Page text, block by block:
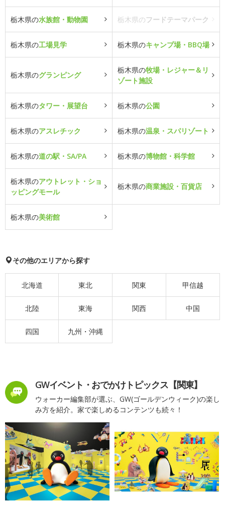
栃木県の水族館・動物園 栃木県のフードテーマパーク
栃木県の工場見学 栃木県のキャンプ場・BBQ場
栃木県のグランピング
栃木県の牧場・レジャー＆リ
ゾート施設
栃木県のタワー・展望台 栃木県の公園
栃木県のアスレチック 栃木県の温泉・スパリゾート
栃木県の道の駅・SA/PA 栃木県の博物館・科学館
栃木県のアウトレット・ショ
ッピングモール
栃木県の商業施設・百貨店
栃木県の美術館
その他のエリアから探す
北海道 東北 関東 甲信越
北陸 東海 関西 中国
四国 九州・沖縄
GWイベント・おでかけトピックス【関東】
ウォーカー編集部が選ぶ、GW(ゴールデンウィーク)の楽し
み方を紹介。家で楽しめるコンテンツも続々！